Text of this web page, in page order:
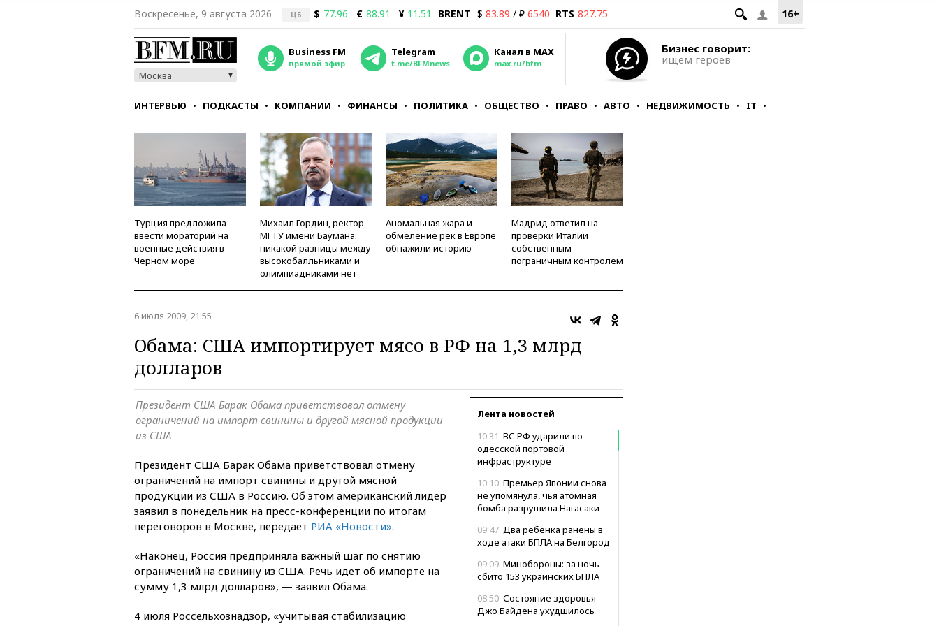
16+
Воскресенье, 9 августа 2026 ЦБ $ 77.96 € 88.91 ¥ 11.51 BRENT $ 83.89 / ₽ 6540 RTS 827.75
Москва
Business FM
прямой эфир
Telegram
t.me/BFMnews
Канал в MAX
max.ru/bfm
Бизнес говорит:
ищем героев
ИНТЕРВЬЮ ПОДКАСТЫ КОМПАНИИ ФИНАНСЫ ПОЛИТИКА ОБЩЕСТВО ПРАВО АВТО НЕДВИЖИМОСТЬ IT
СТИЛЬ ТЕСТЫ
Турция предложила
ввести мораторий на
военные действия в
Черном море
Михаил Гордин, ректор
МГТУ имени Баумана:
никакой разницы между
высокобалльниками и
олимпиадниками нет
Аномальная жара и
обмеление рек в Европе
обнажили историю
Мадрид ответил на
проверки Италии
собственным
пограничным контролем
6 июля 2009, 21:55
Обама: США импортирует мясо в РФ на 1,3 млрд
долларов
Лента новостей
10:31 ВС РФ ударили по
одесской портовой
инфраструктуре
10:10 Премьер Японии снова
не упомянула, чья атомная
бомба разрушила Нагасаки
09:47 Два ребенка ранены в
ходе атаки БПЛА на Белгород
09:09 Минобороны: за ночь
сбито 153 украинских БПЛА
08:50 Состояние здоровья
Джо Байдена ухудшилось
Президент США Барак Обама приветствовал отмену
ограничений на импорт свинины и другой мясной продукции
из США
Президент США Барак Обама приветствовал отмену
ограничений на импорт свинины и другой мясной
продукции из США в Россию. Об этом американский лидер
заявил в понедельник на пресс-конференции по итогам
переговоров в Москве, передает РИА «Новости».
«Наконец, Россия предприняла важный шаг по снятию
ограничений на свинину из США. Речь идет об импорте на
сумму 1,3 млрд долларов», — заявил Обама.
4 июля Россельхознадзор, «учитывая стабилизацию